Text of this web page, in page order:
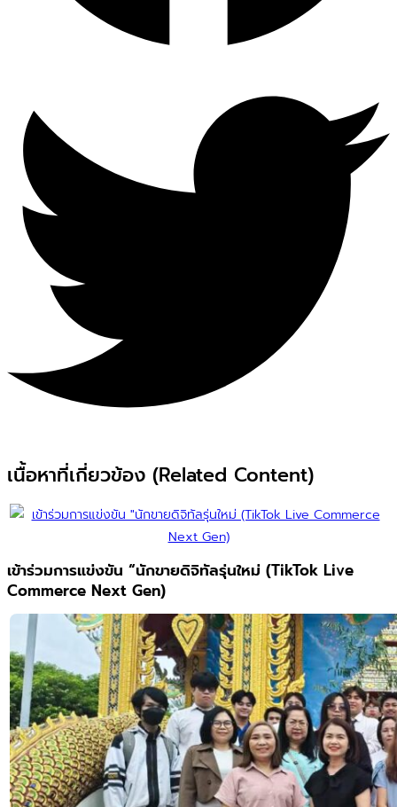
เนื้อหาที่เกี่ยวข้อง (Related Content)
เข้าร่วมการแข่งขัน “นักขายดิจิทัลรุ่นใหม่ (TikTok Live
Commerce Next Gen)